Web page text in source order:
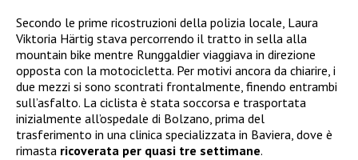
Secondo le prime ricostruzioni della polizia locale, Laura
Viktoria Härtig stava percorrendo il tratto in sella alla
mountain bike mentre Runggaldier viaggiava in direzione
opposta con la motocicletta. Per motivi ancora da chiarire, i
due mezzi si sono scontrati frontalmente, finendo entrambi
sull’asfalto. La ciclista è stata soccorsa e trasportata
inizialmente all’ospedale di Bolzano, prima del
trasferimento in una clinica specializzata in Baviera, dove è
rimasta ricoverata per quasi tre settimane.